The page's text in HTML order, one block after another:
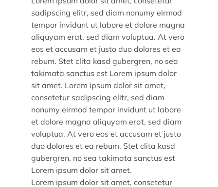
sadipscing elitr, sed diam nonumy eirmod
tempor invidunt ut labore et dolore magna
aliquyam erat, sed diam voluptua. At vero
eos et accusam et justo duo dolores et ea
rebum. Stet clita kasd gubergren, no sea
takimata sanctus est Lorem ipsum dolor
sit amet. Lorem ipsum dolor sit amet,
consetetur sadipscing elitr, sed diam
nonumy eirmod tempor invidunt ut labore
et dolore magna aliquyam erat, sed diam
voluptua. At vero eos et accusam et justo
duo dolores et ea rebum. Stet clita kasd
gubergren, no sea takimata sanctus est
Lorem ipsum dolor sit amet.
Lorem ipsum dolor sit amet, consetetur